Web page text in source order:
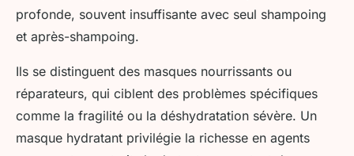
profonde, souvent insuffisante avec seul shampoing
et après-shampoing.
Ils se distinguent des masques nourrissants ou
réparateurs, qui ciblent des problèmes spécifiques
comme la fragilité ou la déshydratation sévère. Un
masque hydratant privilégie la richesse en agents